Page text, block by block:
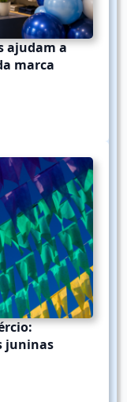
ajudam a
marca
juninas